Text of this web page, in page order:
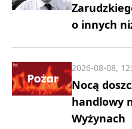
o innych
Nocą
handlowy
Wyżynach
2026-08-08,